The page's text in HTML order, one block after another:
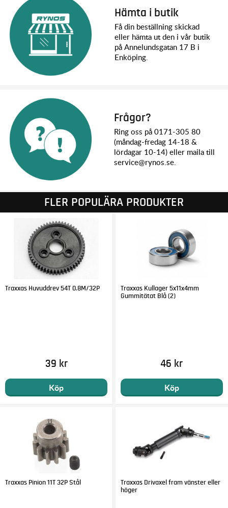
Hämta i butik
Få din beställning skickad
eller hämta ut den i vår butik
på Annelundsgatan 17 B i
Enköping.
Frågor?
Ring oss på 0171-305 80
(måndag-fredag 14-18 &
lördagar 10-14) eller maila till
service@rynos.se.
FLER POPULÄRA PRODUKTER
Traxxas Huvuddrev 54T 0.8M/32P
39 kr
Köp
Traxxas Kullager 5x11x4mm
Gummitätat Blå (2)
46 kr
Köp
Traxxas Pinion 11T 32P Stål
Traxxas Drivaxel fram vänster eller
höger